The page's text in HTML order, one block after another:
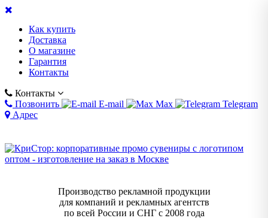
Как купить
Доставка
О магазине
Гарантия
Контакты
Контакты
Позвонить
E-mail Max
Telegram
Адрес
Производство рекламной продукции
для компаний и рекламных агентств
по всей России и СНГ с 2008 года